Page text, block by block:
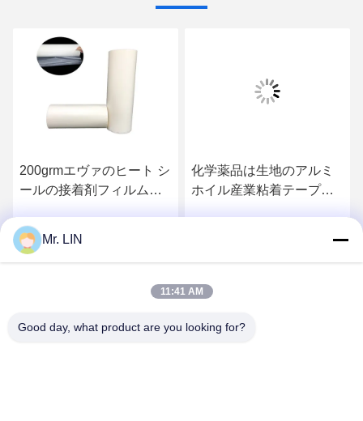
200grmエヴァのヒート シ
ールの接着剤フィルム、
部に閉じ込める伝送
最もよい価格を得なさ
化学薬品は生地のアルミ
ホイル産業粘着テープ
Mr. LIN
11:41 AM
Good day, what product are you looking for?